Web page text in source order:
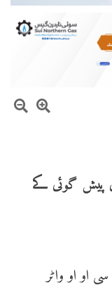
پیش گوئی کے
او او واٹر